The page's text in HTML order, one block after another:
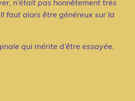
n’était pas honnêtement très
faut alors être généreux sur la
qui mérite d’être essayée.